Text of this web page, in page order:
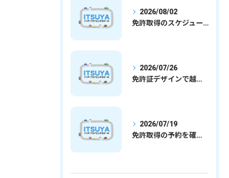
2026/08/02
免許取得のスケジュールを徹底解説学生社会人の通学合宿別プランで最短取得のコツ
2026/07/26
免許証デザインで越谷市愛を表現する埼玉県さいたま市越谷市の免許取得完全ガイド
2026/07/19
免許取得の予約を確実に取るための最新ガイドと一発試験合格の実践法